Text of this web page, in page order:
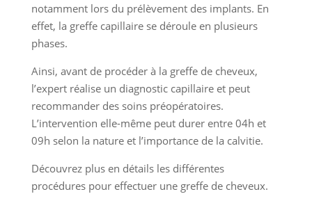
notamment lors du prélèvement des implants. En
effet, la greffe capillaire se déroule en plusieurs
phases.
Ainsi, avant de procéder à la greffe de cheveux,
l’expert réalise un diagnostic capillaire et peut
recommander des soins préopératoires.
L’intervention elle-même peut durer entre 04h et
09h selon la nature et l’importance de la calvitie.
Découvrez plus en détails les différentes
procédures pour effectuer une greffe de cheveux.